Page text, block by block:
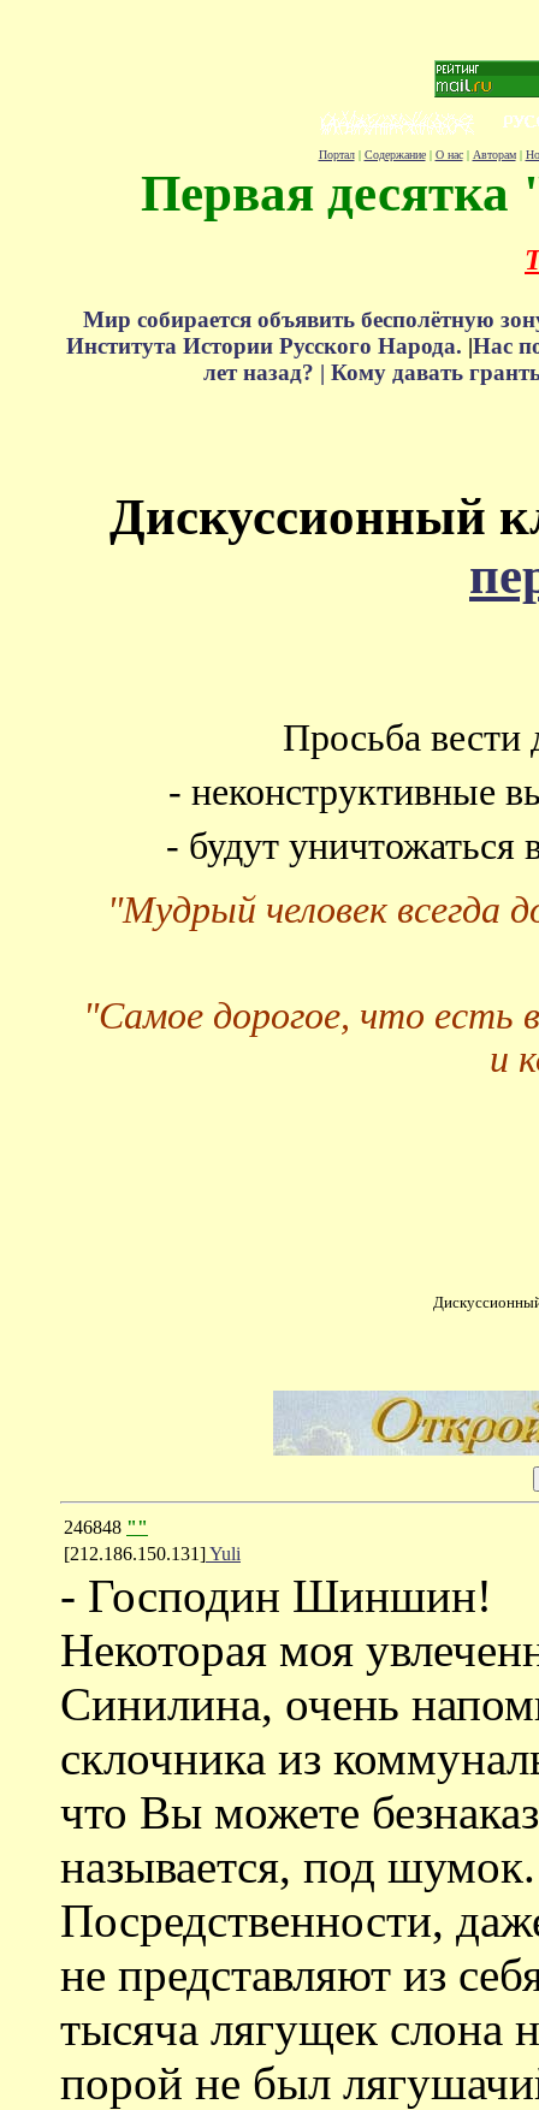
Портал| Содержание| О нас| Авторам|
Первая десятка
Мир собирается объявить бесполётную
Института Истории Русского Народа. |Нас
лет назад? | Кому давать
Дискуссионный
Просьба вести
- неконструктивные
- будут
"Мудрый человек всегда
"Самое дорогое, что есть
и
246848 ""
[212.186.150.131]Yuli
- Господин Шиншин!
Некоторая моя
Синилина, очень
склочника из
что Вы можете
называется, под шумок.
Посредственности,
не представляют из
тысяча лягущек слона
порой не был